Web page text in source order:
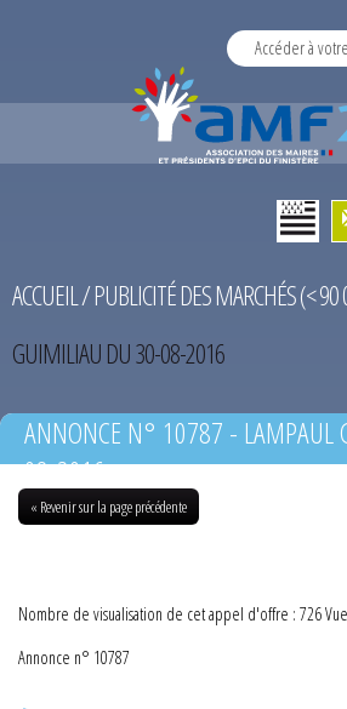
Accéder à
ACCUEIL/PUBLICITÉ DES MARCHÉS (<
GUIMILIAU DU 30-08-2016
ANNONCE N° 10787 - LAMPAUL
08-2016
« Revenir sur la page précédente
Nombre de visualisation de cet appel d'offre : 726
Annonce n° 10787